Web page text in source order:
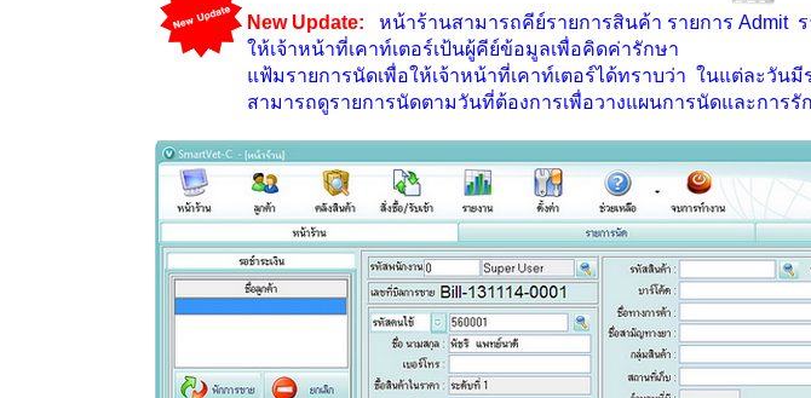
New Update: หน้าร้านสามารถคีย์รายการสินค้า รายการ Admit
ให้เจ้าหน้าที่เคาท์เตอร์เป้นผู้คีย์ข้อมูลเพื่อคิดค่ารักษา
แฟ้มรายการนัดเพื่อให้เจ้าหน้าที่เคาท์เตอร์ได้ทราบว่า ในแต่ละวัน
สามารถดูรายการนัดตามวันที่ต้องการเพื่อวางแผนการนัดและการ